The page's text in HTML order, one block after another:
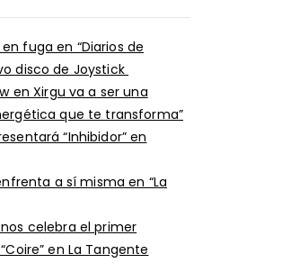
fuga en “Diarios de
disco de Joystick
en Xirgu va a ser una
que te transforma”
“Inhibidor” en
a sí misma en “La
celebra el primer
en La Tangente